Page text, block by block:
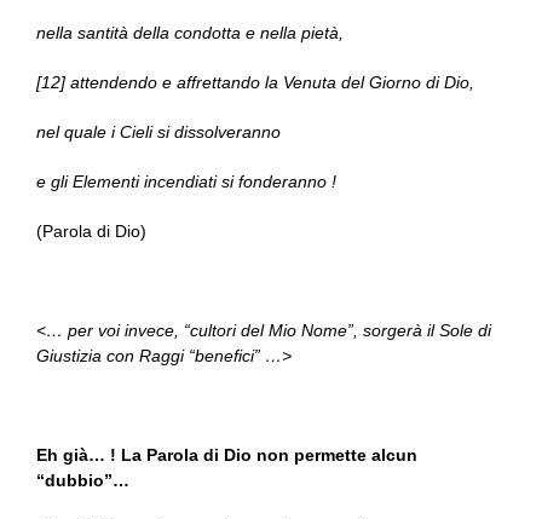
nella santità della condotta e nella pietà,
[12] attendendo e affrettando la Venuta del Giorno di Dio,
nel quale i Cieli si dissolveranno
e gli Elementi incendiati si fonderanno !
(Parola di Dio)
<… per voi invece, “cultori del Mio Nome”, sorgerà il Sole di
Giustizia con Raggi “benefici” …>
Eh già… ! La Parola di Dio non permette alcun
“dubbio”…